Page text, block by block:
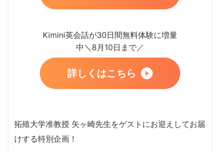
Kimini英会話が30日間無料体験に増量
中＼8月10日まで／
詳しくはこちら
拓殖大学准教授 矢ヶ崎先生をゲストにお迎えしてお届
けする特別企画！